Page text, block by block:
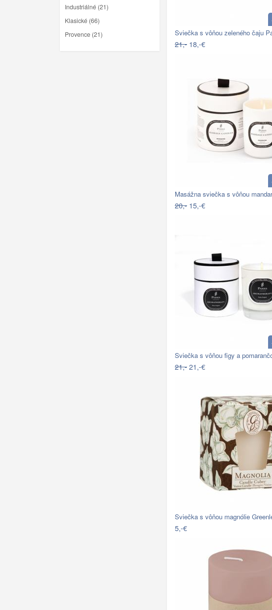
Industriálné (21)
Klasické (66)
Provence (21)
Sviečka s vôňou zeleného čaju
21,- 18,-€
Masážna sviečka s vôňou
20,- 15,-€
Sviečka s vôňou figy a
21,-21,-€
Sviečka s vôňou magnólie
5,-€